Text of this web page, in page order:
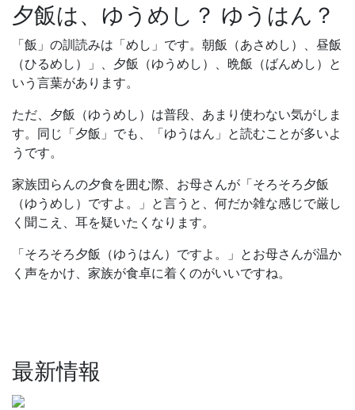
夕飯は、ゆうめし？ ゆうはん？
「飯」の訓読みは「めし」です。朝飯（あさめし）、昼飯
（ひるめし）」、夕飯（ゆうめし）、晩飯（ばんめし）と
いう言葉があります。
ただ、夕飯（ゆうめし）は普段、あまり使わない気がしま
す。同じ「夕飯」でも、「ゆうはん」と読むことが多いよ
うです。
家族団らんの夕食を囲む際、お母さんが「そろそろ夕飯
（ゆうめし）ですよ。」と言うと、何だか雑な感じで厳し
く聞こえ、耳を疑いたくなります。
「そろそろ夕飯（ゆうはん）ですよ。」とお母さんが温か
く声をかけ、家族が食卓に着くのがいいですね。
最新情報